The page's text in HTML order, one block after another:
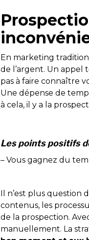
En marketing
de l’argent. Un
pas à faire connaître
Une dépense de
à cela, il y a la
Les points positifs
– Vous gagnez du
Il n’est plus question
contenus, les
de la prospection.
manuellement. La